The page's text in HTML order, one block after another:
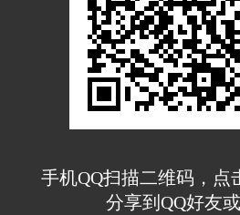
手机QQ扫描二维码，点
分享到QQ好友